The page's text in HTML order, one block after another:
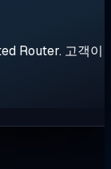
Router. 고객이